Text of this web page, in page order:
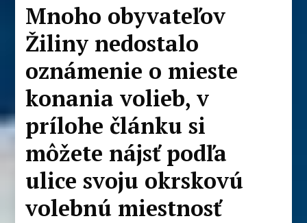
Mnoho obyvateľov
Žiliny nedostalo
oznámenie o mieste
konania volieb, v
prílohe článku si
môžete nájsť podľa
ulice svoju okrskovú
volebnú miestnosť